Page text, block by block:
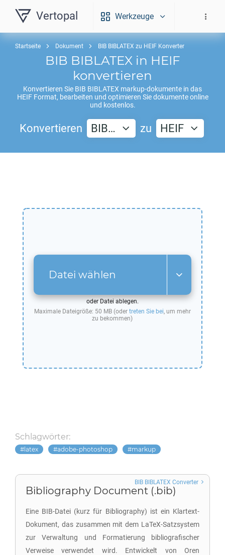
Vertopal Werkzeuge
Startseite Dokument BIB BIBLATEX zu HEIF Konverter
BIB BIBLATEXin HEIF
konvertieren
Konvertieren Sie BIB BIBLATEX markup-dokumente in das
HEIFFormat, bearbeiten und optimieren Sie dokumente online
und kostenlos.
Konvertieren BIB… zu HEIF
Datei wählen
oder Datei ablegen.
Maximale Dateigröße: 50 MB (oder treten Sie bei, um mehr
zu bekommen)
Schlagwörter:
latex adobe-photoshop markup
Bibliography Document (.bib)
Eine BIB-Datei (kurz für Bibliography) ist ein Klartext-
Dokument, das zusammen mit dem LaTeX-Satzsystem
zur Verwaltung und Formatierung bibliografischer
Verweise verwendet wird. Entwickelt von Oren
BIB BIBLATEX Converter